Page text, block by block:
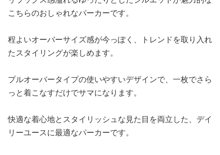
こちらのおしゃれなパーカーです。
程よいオーバーサイズ感が今っぽく、トレンドを取り入れ
たスタイリングが楽しめます。
プルオーバータイプの使いやすいデザインで、一枚でさら
っと着こなすだけでサマになります。
快適な着心地とスタイリッシュな見た目を両立した、デイ
リーユースに最適なパーカーです。